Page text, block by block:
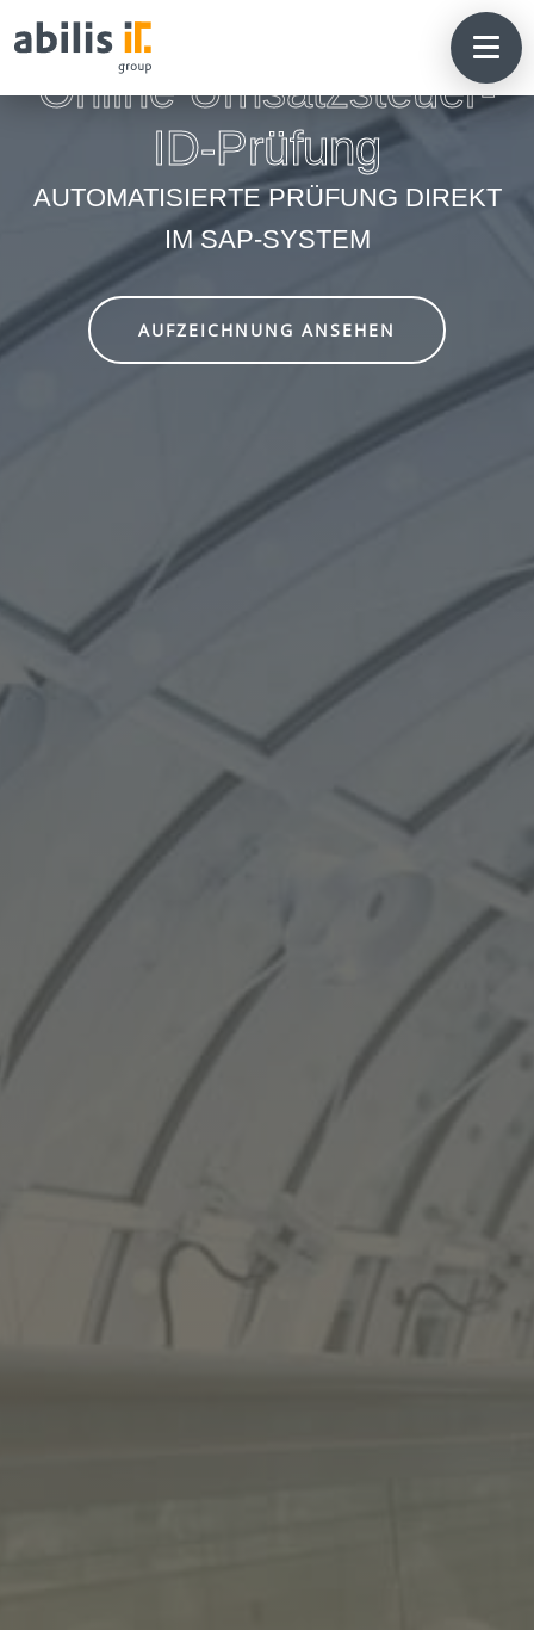
HOME
ABOUT
STANDORTE
KUNDEN
EVENTS
KNOWLEDGE
KONTAKT
Online Umsatzsteuer-
ID-Prüfung
AUTOMATISIERTE PRÜFUNG DIREKT
IM SAP-SYSTEM
AUFZEICHNUNG ANSEHEN